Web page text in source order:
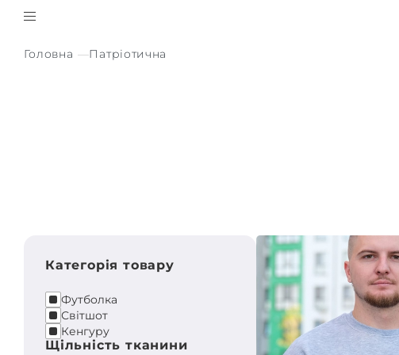
Головна Патріотична
Категорія товару
Футболка
Світшот
Кенгуру
Щільність тканини